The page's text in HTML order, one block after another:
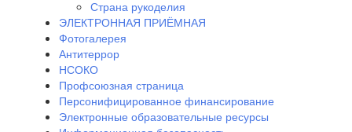
Страна рукоделия
ЭЛЕКТРОННАЯ ПРИЁМНАЯ
Фотогалерея
Антитеррор
НСОКО
Профсоюзная страница
Персонифицированное финансирование
Электронные образовательные ресурсы